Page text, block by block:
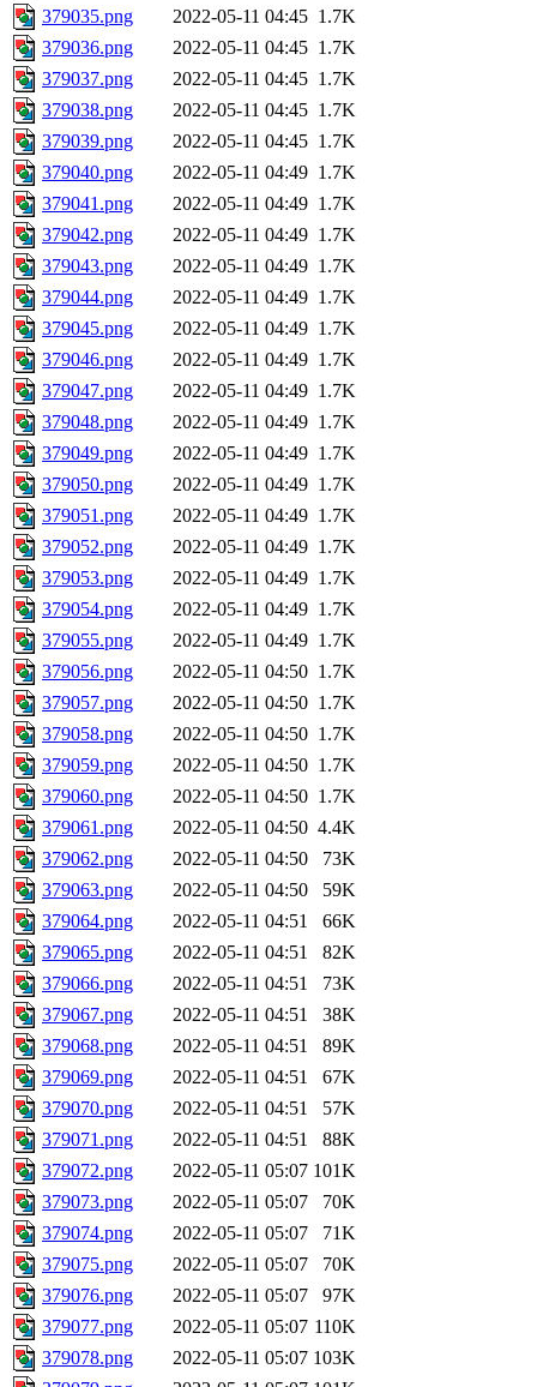
379035.png
2022-05-11 04:45 1.7K
379036.png
2022-05-11 04:45 1.7K
379037.png
2022-05-11 04:45 1.7K
379038.png
2022-05-11 04:45 1.7K
379039.png
2022-05-11 04:45 1.7K
379040.png
2022-05-11 04:49 1.7K
379041.png
2022-05-11 04:49 1.7K
379042.png
2022-05-11 04:49 1.7K
379043.png
2022-05-11 04:49 1.7K
379044.png
2022-05-11 04:49 1.7K
379045.png
2022-05-11 04:49 1.7K
379046.png
2022-05-11 04:49 1.7K
379047.png
2022-05-11 04:49 1.7K
379048.png
2022-05-11 04:49 1.7K
379049.png
2022-05-11 04:49 1.7K
379050.png
2022-05-11 04:49 1.7K
379051.png
2022-05-11 04:49 1.7K
379052.png
2022-05-11 04:49 1.7K
379053.png
2022-05-11 04:49 1.7K
379054.png
2022-05-11 04:49 1.7K
379055.png
2022-05-11 04:49 1.7K
379056.png
2022-05-11 04:50 1.7K
379057.png
2022-05-11 04:50 1.7K
379058.png
2022-05-11 04:50 1.7K
379059.png
2022-05-11 04:50 1.7K
379060.png
2022-05-11 04:50 1.7K
379061.png
2022-05-11 04:50 4.4K
379062.png
2022-05-11 04:50
73K
379063.png
2022-05-11 04:50
59K
379064.png
2022-05-11 04:51
66K
379065.png
2022-05-11 04:51
82K
379066.png
2022-05-11 04:51
73K
379067.png
2022-05-11 04:51
38K
379068.png
2022-05-11 04:51
89K
379069.png
2022-05-11 04:51
67K
379070.png
2022-05-11 04:51
57K
379071.png
2022-05-11 04:51
88K
379072.png
2022-05-11 05:07 101K
379073.png
2022-05-11 05:07
70K
379074.png
2022-05-11 05:07
71K
379075.png
2022-05-11 05:07
70K
379076.png
2022-05-11 05:07
97K
379077.png
2022-05-11 05:07 110K
379078.png
2022-05-11 05:07 103K